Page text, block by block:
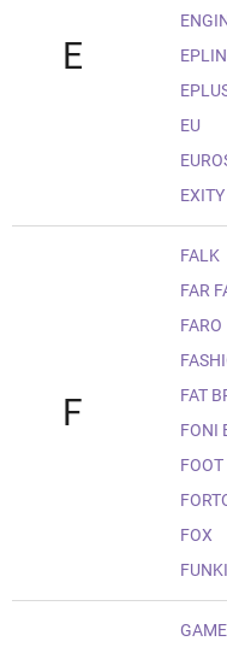
E
EU
F
FALK
FAR
FARO
FAT
FONI
FOX